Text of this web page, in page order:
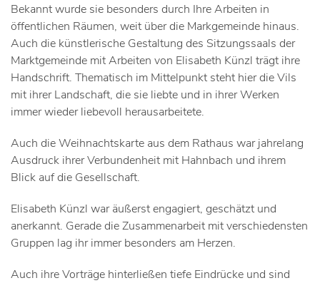
Bekannt wurde sie besonders durch Ihre Arbeiten in
öffentlichen Räumen, weit über die Markgemeinde hinaus.
Auch die künstlerische Gestaltung des Sitzungssaals der
Marktgemeinde mit Arbeiten von Elisabeth Künzl trägt ihre
Handschrift. Thematisch im Mittelpunkt steht hier die Vils
mit ihrer Landschaft, die sie liebte und in ihrer Werken
immer wieder liebevoll herausarbeitete.
Auch die Weihnachtskarte aus dem Rathaus war jahrelang
Ausdruck ihrer Verbundenheit mit Hahnbach und ihrem
Blick auf die Gesellschaft.
Elisabeth Künzl war äußerst engagiert, geschätzt und
anerkannt. Gerade die Zusammenarbeit mit verschiedensten
Gruppen lag ihr immer besonders am Herzen.
Auch ihre Vorträge hinterließen tiefe Eindrücke und sind